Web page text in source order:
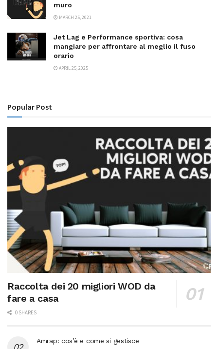
muro
MARCH 25, 2021
Jet Lag e Performance sportiva: cosa
mangiare per affrontare al meglio il fuso
orario
APRIL 25, 2025
Popular Post
Raccolta dei 20 migliori WOD da
fare a casa
0 SHARES
Amrap: cos’è e come si gestisce